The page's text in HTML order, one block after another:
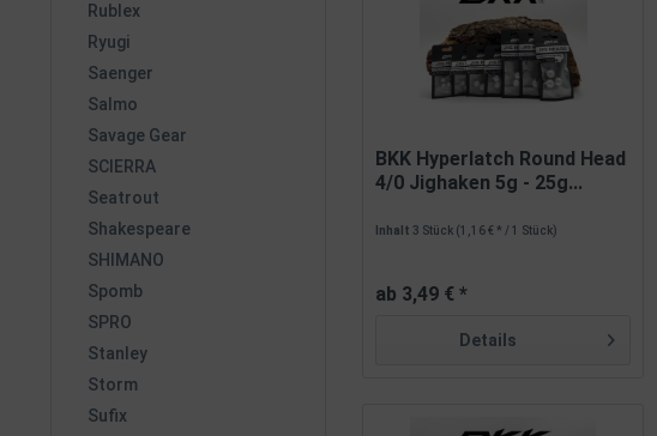
Rublex
Ryugi
Saenger
Salmo
Savage Gear
SCIERRA
Seatrout
Shakespeare
SHIMANO
Spomb
SPRO
Stanley
Storm
Sufix
BKK Hyperlatch Round Head
4/0 Jighaken 5g - 25g...
Inhalt3 Stück (1,16 € * / 1 Stück)
ab 3,49 € *
Details